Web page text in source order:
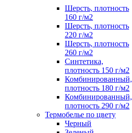
Шерсть, плотность
160 г/м2
Шерсть, плотность
220 г/м2
Шерсть, плотность
260 г/м2
Синтетика,
плотность 150 г/м2
Комбинированный,
плотность 180 г/м2
Комбинированный,
плотность 290 г/м2
Термобелье по цвету
Черный